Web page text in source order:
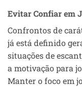
Evitar Confiar em
Confrontos de
já está definido
situações de
a motivação para
Manter o foco em